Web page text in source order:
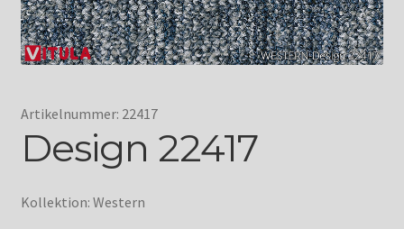
Artikelnummer: 22417
Design 22417
Kollektion: Western